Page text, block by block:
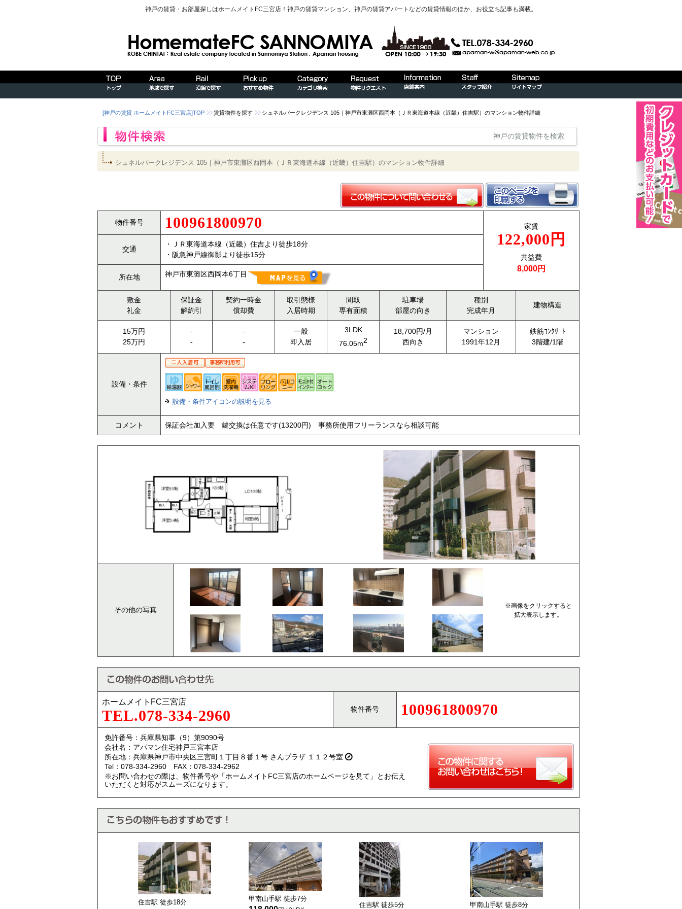
神戸の賃貸・お部屋探しはホームメイトFC三宮店！神戸の賃貸マンション、神戸の賃貸アパートなどの賃貸情報のほか、お役立ち記事も満載。
[神戸の賃貸 ホームメイトFC三宮店]TOP 賃貸物件を探す シュネルパークレジデンス 105｜神戸市東灘区西岡本（ＪＲ東海道本線（近畿）住吉駅）のマンション物件詳細
神戸の賃貸物件を検索
シュネルパークレジデンス 105｜神戸市東灘区西岡本（ＪＲ東海道本線（近畿）住吉駅）のマンション物件詳細
物件番号 100961800970 家賃
122,000円
共益費
8,000円
交通
・ＪＲ東海道本線（近畿）住吉より徒歩18分
・阪急神戸線御影より徒歩15分
所在地 神戸市東灘区西岡本6丁目
敷金
礼金
保証金
解約引
契約一時金
償却費
取引態様
入居時期
間取
専有面積
駐車場
部屋の向き
種別
完成年月
建物構造
15万円
25万円
-
-
-
-
一般
即入居
3LDK
76.05m2
18,700円/月
西向き
マンション
1991年12月
鉄筋ｺﾝｸﾘｰﾄ
3階建/1階
設備・条件
設備・条件アイコンの説明を見る
コメント 保証会社加入要 鍵交換は任意です(13200円) 事務所使用フリーランスなら相談可能
その他の写真
※画像をクリックすると
拡大表示します。
ホームメイトFC三宮店
TEL.078-334-2960 物件番号 100961800970
免許番号：兵庫県知事（9）第9090号
会社名：アパマン住宅神戸三宮本店
所在地：兵庫県神戸市中央区三宮町１丁目８番１号 さんプラザ １１２号室
Tel：078-334-2960 FAX：078-334-2962
※お問い合わせの際は、物件番号や「ホームメイトFC三宮店のホームページを見て」とお伝え
いただくと対応がスムーズになります。
住吉駅 徒歩18分 甲南山手駅 徒歩7分
住吉駅 徒歩5分 甲南山手駅 徒歩8分